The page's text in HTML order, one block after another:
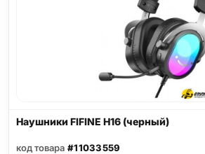
Наушники FIFINE H16 (черный)
код товара #11033559